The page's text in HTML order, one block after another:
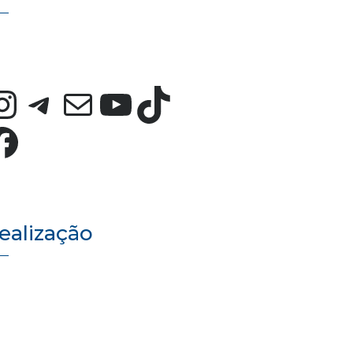
Telegram
E-mail
Youtube
TikTok